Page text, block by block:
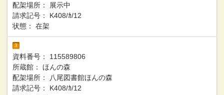
配架場所：
展示中
請求記号：
K408/ｶ/12
状態：
在架
3
資料番号：
115589806
所蔵館：
ほんの森
配架場所：
八尾図書館ほんの森
請求記号：
K408/ｶ/12